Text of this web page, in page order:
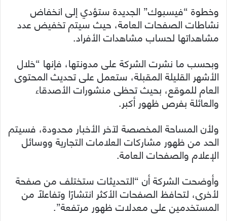
وخطوة “فيسبوك” الجديدة ستؤدي إلى انخفاض
نشاطات الصفحات العامة، حيث سيتم تخفيض عدد
مشاهداتها لحساب مشاهدات الأفراد.
وبحسب ما نشرت الشركة على مدونتها، فإنها “خلال
الأشهر القليلة المقبلة، ستعمل على تحديث المحتوى
العام للموقع، بحيث تحظى منشورات الأصدقاء
والعائلة بفرص ظهور أكبر.
ولأن المساحة المخصصة لآخر الأخبار محدودة، فسيتم
الحد من ظهور مشاركات العلامات التجارية ووسائل
الإعلام والصفحات العامة.
وأوضحت الشركة أن “التحديثات ستختلف من صفحة
لأخرى، لتحافظ الصفحات الأكثر انتشارًا وتفاعلًا من
المستخدمين على معدلات ظهور مرتفعة”.